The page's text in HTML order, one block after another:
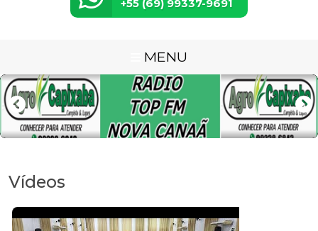
+55 (69) 99337-9691
MENU
Vídeos